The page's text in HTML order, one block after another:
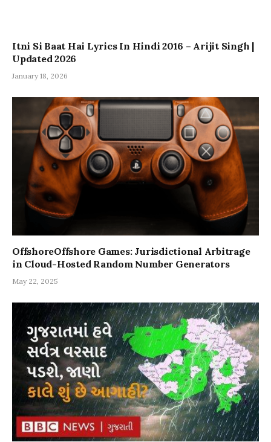
Itni Si Baat Hai Lyrics In Hindi 2016 – Arijit Singh |
Updated 2026
January 18, 2026
OffshoreOffshore Games: Jurisdictional Arbitrage
in Cloud-Hosted Random Number Generators
May 22, 2025